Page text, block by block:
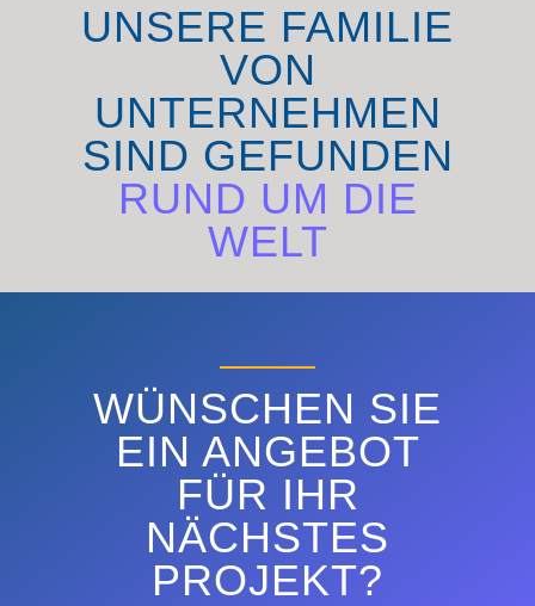
UNSERE FAMILIE
VON
UNTERNEHMEN
SIND GEFUNDEN
RUND UM DIE
WELT
WÜNSCHEN SIE
EIN ANGEBOT
FÜR IHR
NÄCHSTES
PROJEKT?